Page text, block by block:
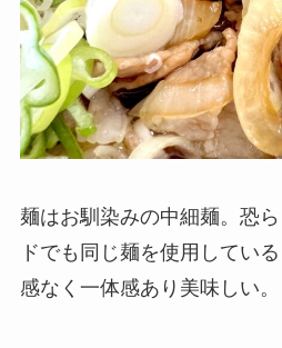
麺はお馴染みの中細麺。恐
ドでも同じ麺を使用してい
感なく一体感あり美味しい。